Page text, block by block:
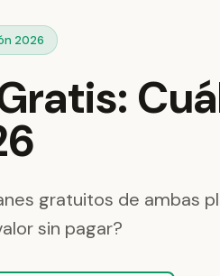
2026
gratuitos de ambas
sin pagar?